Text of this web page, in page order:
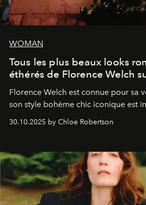
WOMAN
Tous les plus beaux looks
éthérés de Florence Welch
Florence Welch est connue pour sa
son style bohème chic iconique est
30.10.2025 by Chloe Robertson